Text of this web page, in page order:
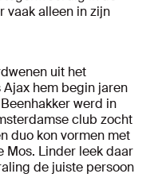
vaak alleen in zijn
uit het
hem begin jaren
werd in
club zocht
duo kon vormen met
Mos. Linder leek daar
de juiste persoon